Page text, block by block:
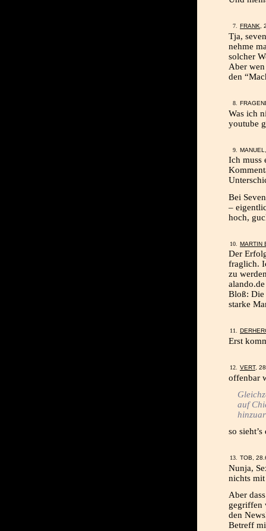
FRANK ,
Tja,
nehme
solcher
Aber
den
Was ich
youtube
Ich muss
Bei
–
hoch,
MARTIN
Der
fraglich.
zu
Bloß: Die
starke
Erst
VERT,
offenbar
auf
so
TOB,
Nunja,
nichts
Aber
gegriffen
den
Betreff